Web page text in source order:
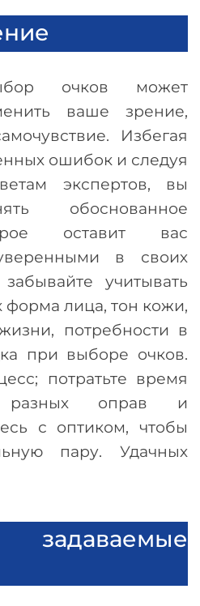
очков может
ваше зрение,
Избегая
ошибок и следуя
экспертов, вы
обоснованное
оставит вас
в своих
учитывать
форма лица, тон кожи,
потребности в
при выборе очков.
потратьте время
оправ и
с оптиком, чтобы
пару. Удачных